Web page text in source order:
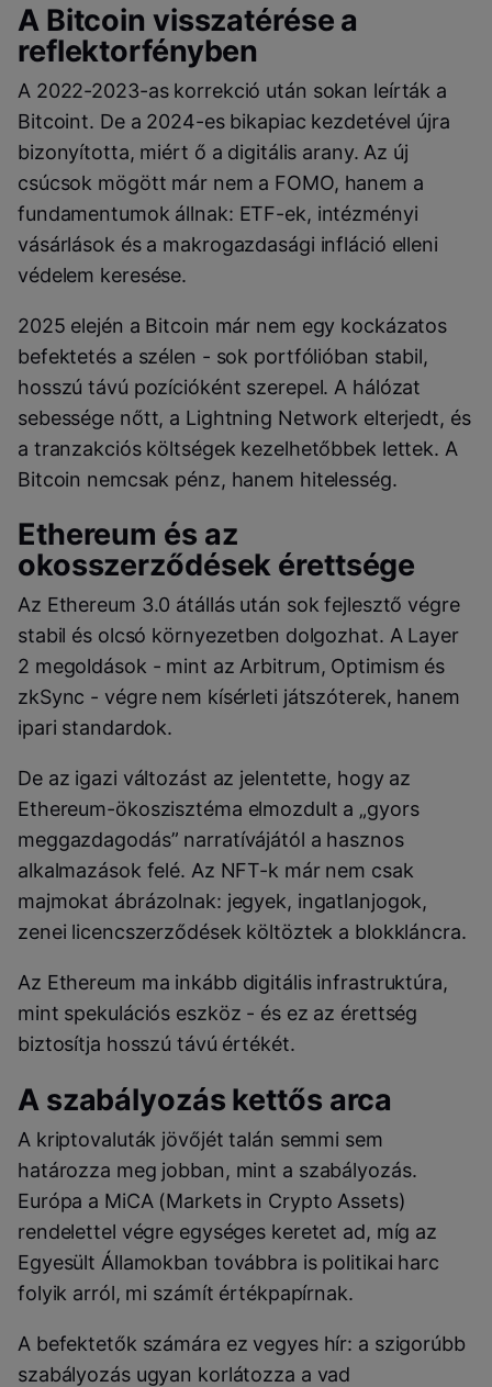
A Bitcoin visszatérése a
reflektorfényben
A 2022-2023-as korrekció után sokan leírták a
Bitcoint. De a 2024-es bikapiac kezdetével újra
bizonyította, miért ő a digitális arany. Az új
csúcsok mögött már nem a FOMO, hanem a
fundamentumok állnak: ETF-ek, intézményi
vásárlások és a makrogazdasági infláció elleni
védelem keresése.
2025 elején a Bitcoin már nem egy kockázatos
befektetés a szélen - sok portfólióban stabil,
hosszú távú pozícióként szerepel. A hálózat
sebessége nőtt, a Lightning Network elterjedt, és
a tranzakciós költségek kezelhetőbbek lettek. A
Bitcoin nemcsak pénz, hanem hitelesség.
Ethereum és az
okosszerződések érettsége
Az Ethereum 3.0 átállás után sok fejlesztő végre
stabil és olcsó környezetben dolgozhat. A Layer
2 megoldások - mint az Arbitrum, Optimism és
zkSync - végre nem kísérleti játszóterek, hanem
ipari standardok.
De az igazi változást az jelentette, hogy az
Ethereum-ökoszisztéma elmozdult a „gyors
meggazdagodás” narratívájától a hasznos
alkalmazások felé. Az NFT-k már nem csak
majmokat ábrázolnak: jegyek, ingatlanjogok,
zenei licencszerződések költöztek a blokkláncra.
Az Ethereum ma inkább digitális infrastruktúra,
mint spekulációs eszköz - és ez az érettség
biztosítja hosszú távú értékét.
A szabályozás kettős arca
A kriptovaluták jövőjét talán semmi sem
határozza meg jobban, mint a szabályozás.
Európa a MiCA (Markets in Crypto Assets)
rendelettel végre egységes keretet ad, míg az
Egyesült Államokban továbbra is politikai harc
folyik arról, mi számít értékpapírnak.
A befektetők számára ez vegyes hír: a szigorúbb
szabályozás ugyan korlátozza a vad